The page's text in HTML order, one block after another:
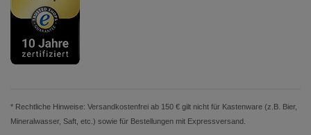
* Rechtliche Hinweise: Versandkostenfrei ab 150 € gilt nicht für Kastenware (z.B. Bier,
Mineralwasser, Saft, etc.) sowie für Bestellungen mit Expressversand.